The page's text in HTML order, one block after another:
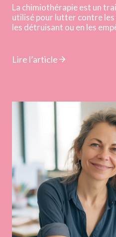
La chimiothérapie est un
utilisé pour lutter contre les
les détruisant ou en les
Lire l’article